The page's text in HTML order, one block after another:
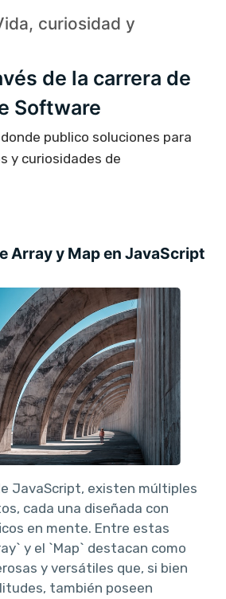
curiosidad y
de la carrera de
Software
publico soluciones para
y curiosidades de
Array y Map en JavaScript
JavaScript, existen múltiples
cada una diseñada con
en mente. Entre estas
y el `Map` destacan como
y versátiles que, si bien
también poseen